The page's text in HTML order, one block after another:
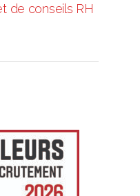
de conseils RH